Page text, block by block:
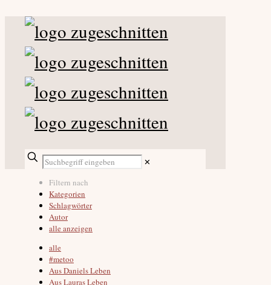
✕
Filtern nach
Kategorien
Schlagwörter
Autor
alle anzeigen
alle
#metoo
Aus Daniels Leben
Aus Lauras Leben